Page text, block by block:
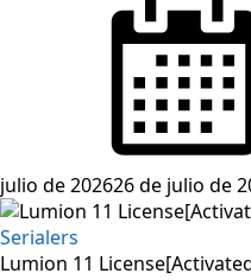
julio de 202626 de julio de
Serialers
Lumion 11